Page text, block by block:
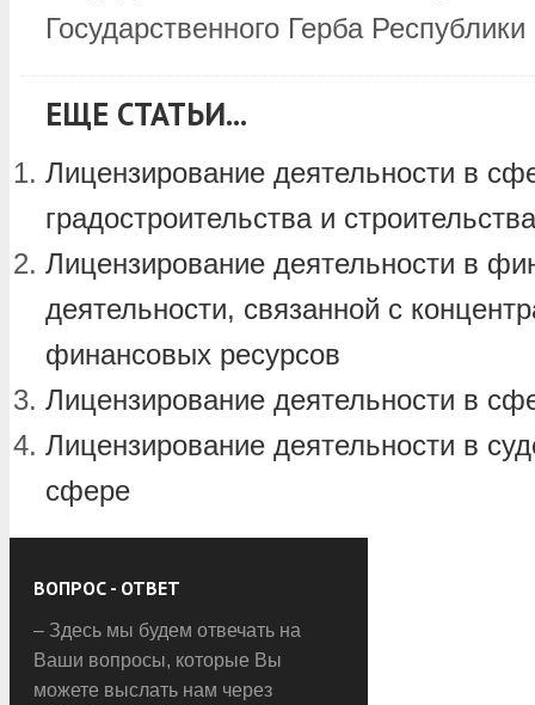
Государственного Герба
ЕЩЕ СТАТЬИ...
Лицензирование деятельности в
градостроительства и строительства
Лицензирование деятельности в
деятельности, связанной с
финансовых ресурсов
Лицензирование деятельности в
Лицензирование деятельности в
сфере
ВОПРОС - ОТВЕТ
– Здесь мы будем отвечать на
Ваши вопросы, которые Вы
можете выслать нам через